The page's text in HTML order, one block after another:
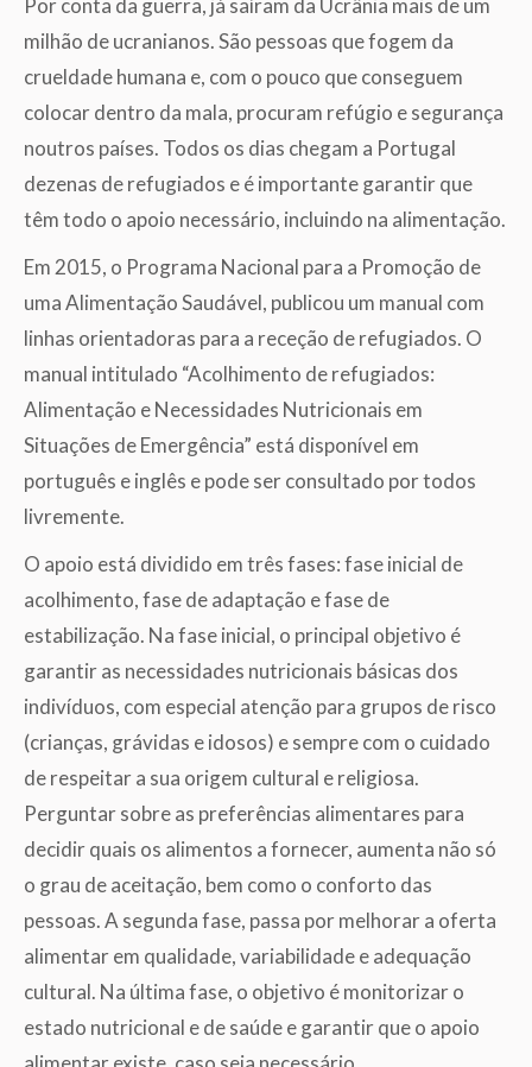
milhão de ucranianos. São pessoas que fogem da
crueldade humana e, com o pouco que conseguem
colocar dentro da mala, procuram refúgio e segurança
noutros países. Todos os dias chegam a Portugal
dezenas de refugiados e é importante garantir que
têm todo o apoio necessário, incluindo na alimentação.
Em 2015, o Programa Nacional para a Promoção de
uma Alimentação Saudável, publicou um manual com
linhas orientadoras para a receção de refugiados. O
manual intitulado “Acolhimento de refugiados:
Alimentação e Necessidades Nutricionais em
Situações de Emergência” está disponível em
português e inglês e pode ser consultado por todos
livremente.
O apoio está dividido em três fases: fase inicial de
acolhimento, fase de adaptação e fase de
estabilização. Na fase inicial, o principal objetivo é
garantir as necessidades nutricionais básicas dos
indivíduos, com especial atenção para grupos de risco
(crianças, grávidas e idosos) e sempre com o cuidado
de respeitar a sua origem cultural e religiosa.
Perguntar sobre as preferências alimentares para
decidir quais os alimentos a fornecer, aumenta não só
o grau de aceitação, bem como o conforto das
pessoas. A segunda fase, passa por melhorar a oferta
alimentar em qualidade, variabilidade e adequação
cultural. Na última fase, o objetivo é monitorizar o
estado nutricional e de saúde e garantir que o apoio